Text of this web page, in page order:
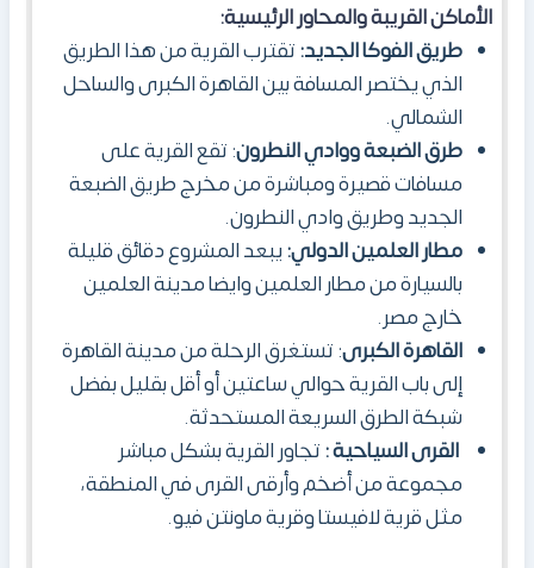
الأماكن القريبة والمحاور الرئيسية:
طريق الفوكا الجديد:تقترب القرية من هذا الطريق
الذي يختصر المسافة بين القاهرة الكبرى والساحل
الشمالي.
طرق الضبعة ووادي النطرون: تقع القرية على
مسافات قصيرة ومباشرة من مخرج طريق الضبعة
الجديد وطريق وادي النطرون.
مطار العلمين الدولي:يبعد المشروع دقائق قليلة
بالسيارة من مطار العلمين وايضا مدينة العلمين
خارج مصر.
القاهرة الكبرى: تستغرق الرحلة من مدينة القاهرة
إلى باب القرية حوالي ساعتين أو أقل بقليل بفضل
شبكة الطرق السريعة المستحدثة.
القرى السياحية :تجاور القرية بشكل مباشر
مجموعة من أضخم وأرقى القرى في المنطقة،
مثل قرية لافيستا وقرية ماونتن فيو.